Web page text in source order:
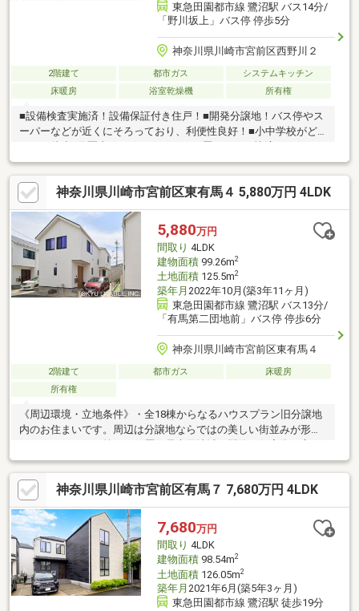
東急田園都市線 鷺沼駅 バス14分/
「野川坂上」バス停 停歩5分
神奈川県川崎市宮前区西野川２
2階建て 都市ガス
システムキッチン
床暖房
浴室乾燥機 所有権
■設備検査実施済！設備保証付き住戸！■開発分譲地！バス停やス
ーパーなどが近くにそろっており、利便性良好！■小中学校がど
できるお住まいです！■約16.5帖の広々としたLDK！窓も大きく日
当たりも良好です。■吐き出し窓のあるキッチン！そのままお庭
にも出ることができます。■各居室が6帖以上！ゆとりをもった作
りとなっており、お子様が大きくなってもお部屋の移動なくご利
用いただけます。■広々としたウォークインクローゼットと屋根
裏収納！季節ものなどを分けて収納することができます。■全室
二面採光！隣との間隔もあり通風良好！
神奈川県川崎市宮前区東有馬４ 5,880万円 4LDK
5,880万円
間取り 4LDK
建物面積99.26m2
土地面積125.5m2
築年月 2022年10月(築3年11ヶ月)
東急田園都市線 鷺沼駅 バス13分/
「有馬第二団地前」バス停 停歩6分
神奈川県川崎市宮前区東有馬４
2階建て 都市ガス
床暖房
所有権
《周辺環境・立地条件》・全18棟からなるハウスプラン旧分譲地
内のお住まいです。周辺は分譲地ならではの美しい街並みが形成
されています。・第一種低層住居専用地域の閑静な住宅街に立
地。周辺は低層住宅の街並みが広がっております。《室内の特
徴》・LDKは約20.3畳あります。・各居室、リビング、廊下（1
階・2階）に収納があります。・システムキッチンは、リビングを
見渡せるカウンター式。・キッチンには、食洗機が備え付けとな
っています。・1坪タイプの浴室（浴室暖房換気乾燥機付き）、洗
面室です。・トイレは温水洗浄機能付きです。・1階と2階にトイ
レがあります。
神奈川県川崎市宮前区有馬７ 7,680万円 4LDK
7,680万円
間取り 4LDK
建物面積98.54m2
土地面積126.05m2
築年月 2021年6月(築5年3ヶ月)
東急田園都市線 鷺沼駅 徒歩19分